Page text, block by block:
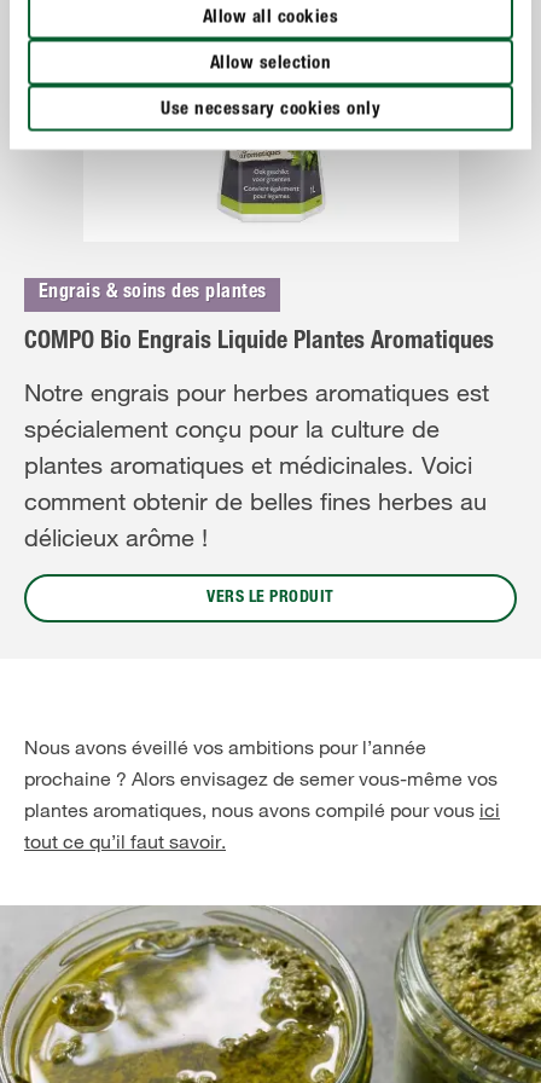
Allow all cookies
Allow selection
Use necessary cookies only
Engrais & soins des plantes
COMPO Bio Engrais Liquide Plantes Aromatiques
Notre engrais pour herbes aromatiques est
spécialement conçu pour la culture de
plantes aromatiques et médicinales. Voici
comment obtenir de belles fines herbes au
délicieux arôme !
VERS LE PRODUIT
Nous avons éveillé vos ambitions pour l’année
prochaine ? Alors envisagez de semer vous-même vos
plantes aromatiques, nous avons compilé pour vous ici
tout ce qu’il faut savoir.